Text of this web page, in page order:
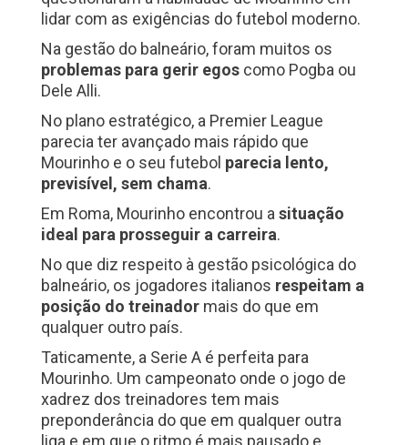
lidar com as exigências do futebol moderno.
Na gestão do balneário, foram muitos os
problemas para gerir egoscomo Pogba ou
Dele Alli.
No plano estratégico, a Premier League
parecia ter avançado mais rápido que
Mourinho e o seu futebol parecia lento,
previsível, sem chama.
Em Roma, Mourinho encontrou a situação
ideal para prosseguir a carreira.
No que diz respeito à gestão psicológica do
balneário, os jogadores italianos respeitam a
posição do treinadormais do que em
qualquer outro país.
Taticamente, a Serie A é perfeita para
Mourinho. Um campeonato onde o jogo de
xadrez dos treinadores tem mais
preponderância do que em qualquer outra
liga e em que o ritmo é mais pausado e